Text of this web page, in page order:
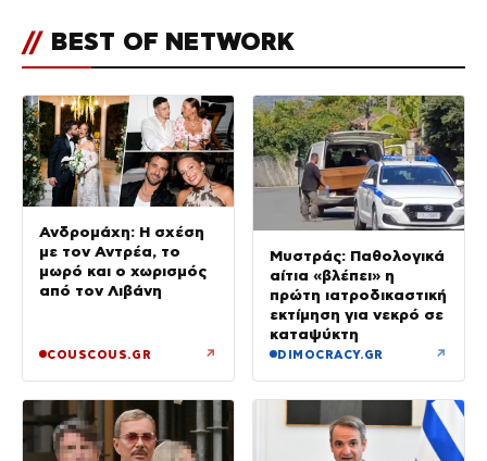
// BEST OF NETWORK
Ανδρομάχη: Η σχέση
με τον Αντρέα, το
μωρό και ο χωρισμός
από τον Λιβάνη
COUSCOUS.GR ↗
Μυστράς: Παθολογικά
αίτια «βλέπει» η
πρώτη ιατροδικαστική
εκτίμηση για νεκρό σε
καταψύκτη
DIMOCRACY.GR ↗